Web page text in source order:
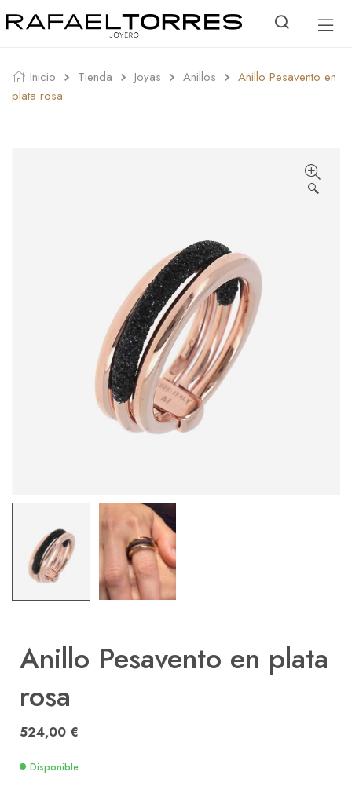
Inicio Tienda Joyas Anillos
Anillo Pesavento en
plata rosa
🔍
Anillo Pesavento en plata
rosa
524,00 €
Disponible